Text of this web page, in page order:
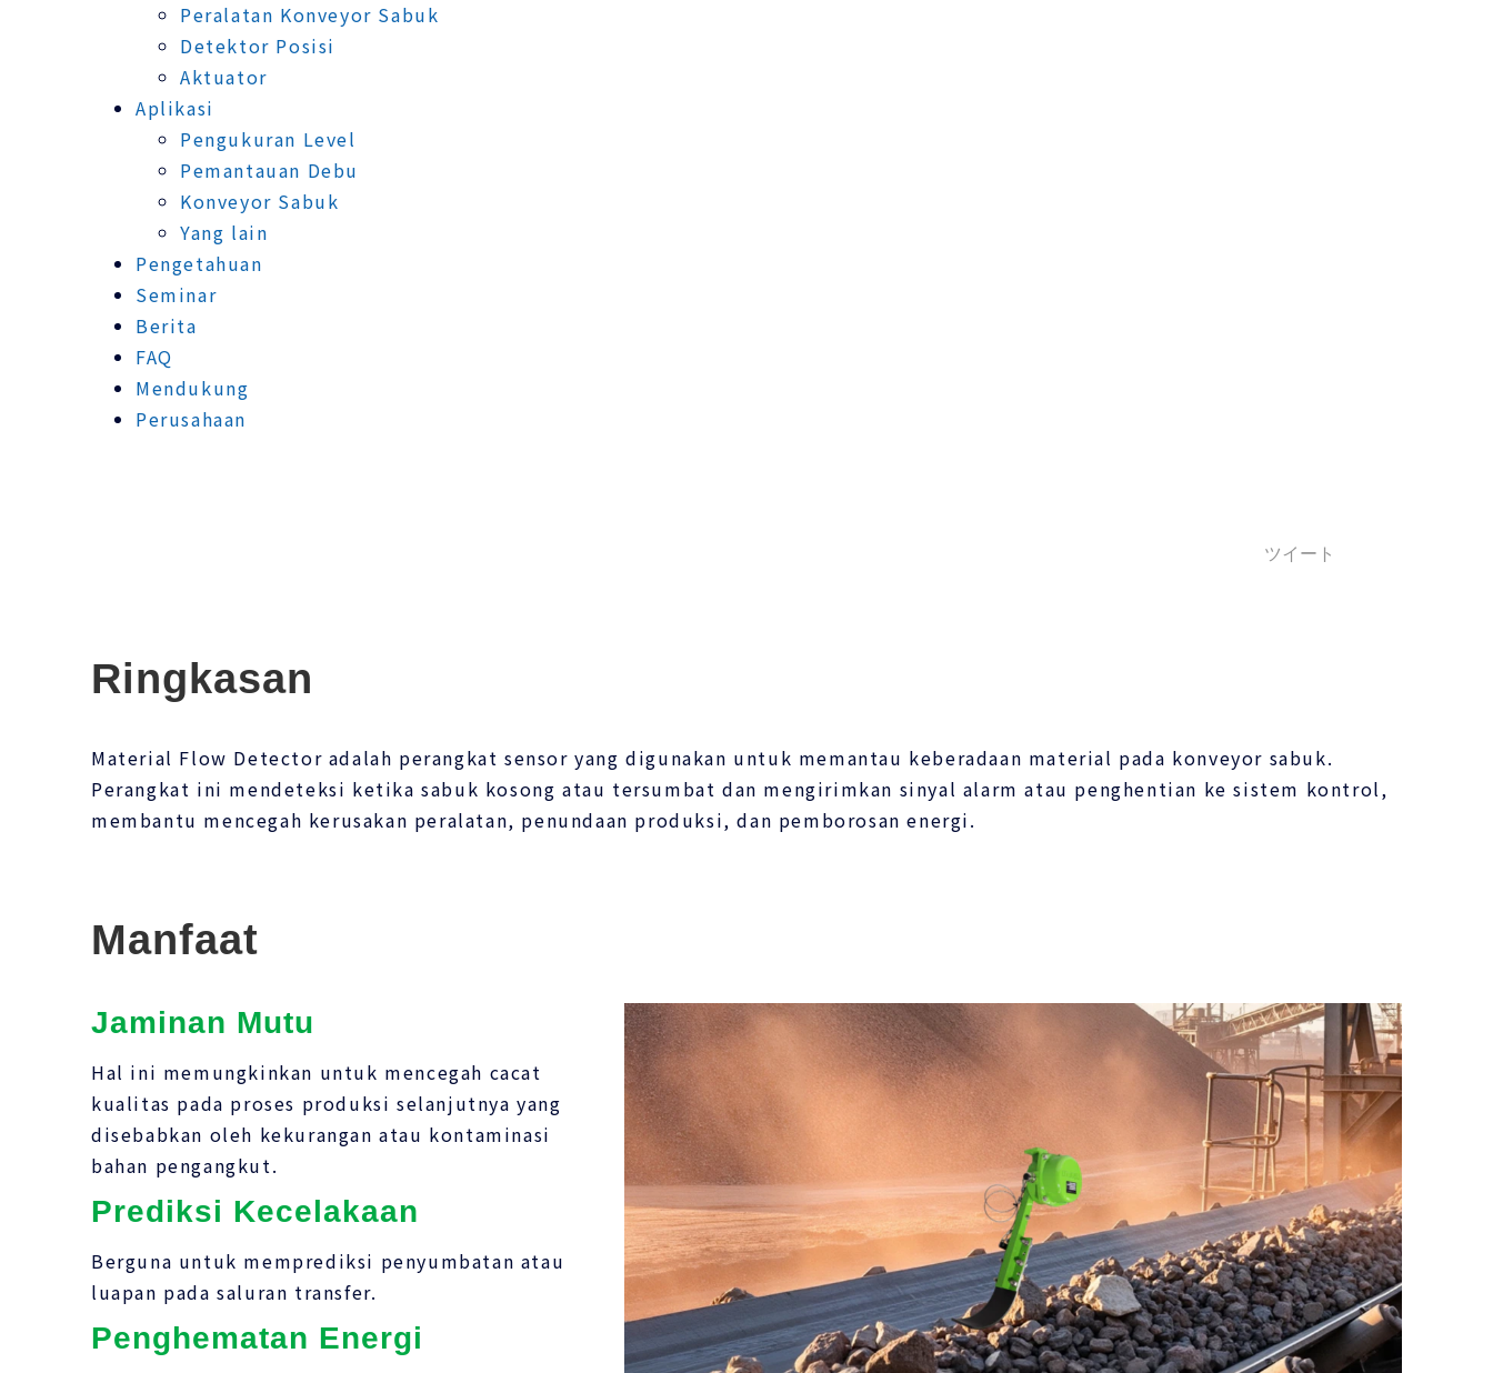
Peralatan Konveyor Sabuk
Detektor Posisi
Aktuator
Aplikasi
Pengukuran Level
Pemantauan Debu
Konveyor Sabuk
Yang lain
Pengetahuan
Seminar
Berita
FAQ
Mendukung
Perusahaan
ツイート
Ringkasan
Material Flow Detector adalah perangkat sensor yang digunakan untuk memantau keberadaan material pada konveyor sabuk.
Perangkat ini mendeteksi ketika sabuk kosong atau tersumbat dan mengirimkan sinyal alarm atau penghentian ke sistem kontrol,
membantu mencegah kerusakan peralatan, penundaan produksi, dan pemborosan energi.
Manfaat
Jaminan Mutu
Hal ini memungkinkan untuk mencegah cacat
kualitas pada proses produksi selanjutnya yang
disebabkan oleh kekurangan atau kontaminasi
bahan pengangkut.
Prediksi Kecelakaan
Berguna untuk memprediksi penyumbatan atau
luapan pada saluran transfer.
Penghematan Energi